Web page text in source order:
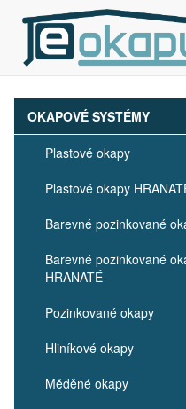
OKAPOVÉ SYSTÉMY
Plastové okapy
Plastové okapy
Barevné pozinkované
Barevné pozinkované
HRANATÉ
Pozinkované okapy
Hliníkové okapy
Měděné okapy